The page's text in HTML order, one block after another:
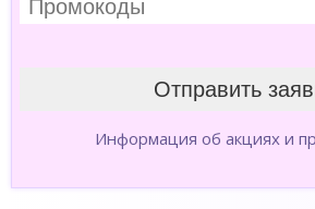
Информация об акциях и